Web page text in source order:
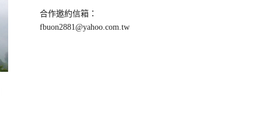
合作邀約信箱：
fbuon2881@yahoo.com.tw